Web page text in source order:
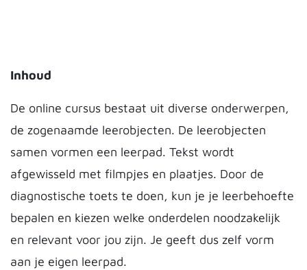
Inhoud
De online cursus bestaat uit diverse onderwerpen,
de zogenaamde leerobjecten. De leerobjecten
samen vormen een leerpad. Tekst wordt
afgewisseld met filmpjes en plaatjes. Door de
diagnostische toets te doen, kun je je leerbehoefte
bepalen en kiezen welke onderdelen noodzakelijk
en relevant voor jou zijn. Je geeft dus zelf vorm
aan je eigen leerpad.